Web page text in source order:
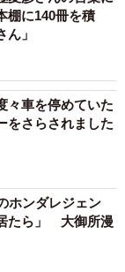
棚に140冊を積
」
々車を停めていた
をさらされました
ホンダレジェン
たら」 大御所漫